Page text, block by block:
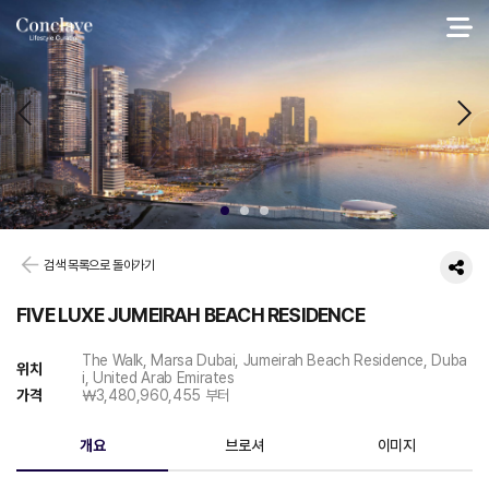
검색 목록으로 돌아가기
FIVE LUXE JUMEIRAH BEACH RESIDENCE
위치
The Walk, Marsa Dubai, Jumeirah Beach Residence, Duba
i, United Arab Emirates
가격
￦3,480,960,455 부터
개요 브로셔 이미지